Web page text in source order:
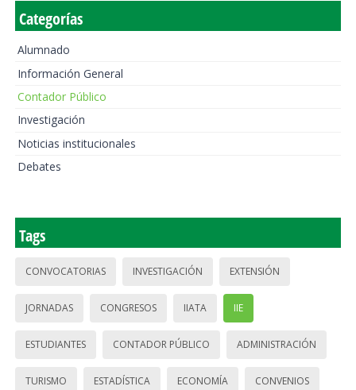
Categorías
Alumnado
Información General
Contador Público
Investigación
Noticias institucionales
Debates
Tags
CONVOCATORIAS INVESTIGACIÓN EXTENSIÓN
JORNADAS CONGRESOS IIATA IIE
ESTUDIANTES CONTADOR PÚBLICO ADMINISTRACIÓN
TURISMO ESTADÍSTICA ECONOMÍA CONVENIOS